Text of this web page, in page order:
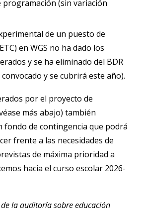
programación (sin variación
de un puesto de
en WGS no ha dado los
y se ha eliminado del BDR
y se cubrirá este año).
por el proyecto de
más abajo) también
fondo de contingencia que podrá
frente a las necesidades de
de máxima prioridad a
hacia el curso escolar 2026-
la auditoría sobre educación